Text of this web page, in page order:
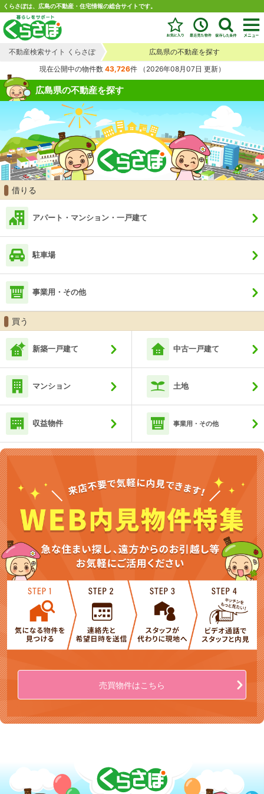
くらさぽは、広島の不動産・住宅情報の総合サイトです。
不動産検索サイト くらさぽ
広島県の不動産を探す
現在公開中の物件数 43,726件 （2026年08月07日 更新）
広島県の不動産を探す
借りる
アパート・マンション・一戸建て
駐車場
事業用・その他
買う
新築一戸建て 中古一戸建て
マンション 土地
収益物件 事業用・その他
売買物件はこちら